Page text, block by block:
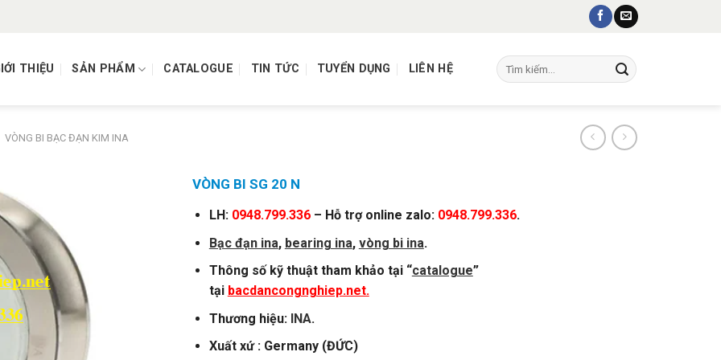
THIỆU SẢN PHẨM CATALOGUE TIN TỨC TUYỂN DỤNG LIÊN HỆ
Tìm
kiếm:
VÒNG BI BẠC ĐẠN KIM INA
VÒNG BI SG 20 N
LH: 0948.799.336 – Hỗ trợ online zalo: 0948.799.336.
Bạc đạn ina, bearing ina, vòng bi ina.
Thông số kỹ thuật tham khảo tại “catalogue”
tại bacdancongnghiep.net.
Thương hiệu: INA.
Xuất xứ : Germany (ĐỨC)